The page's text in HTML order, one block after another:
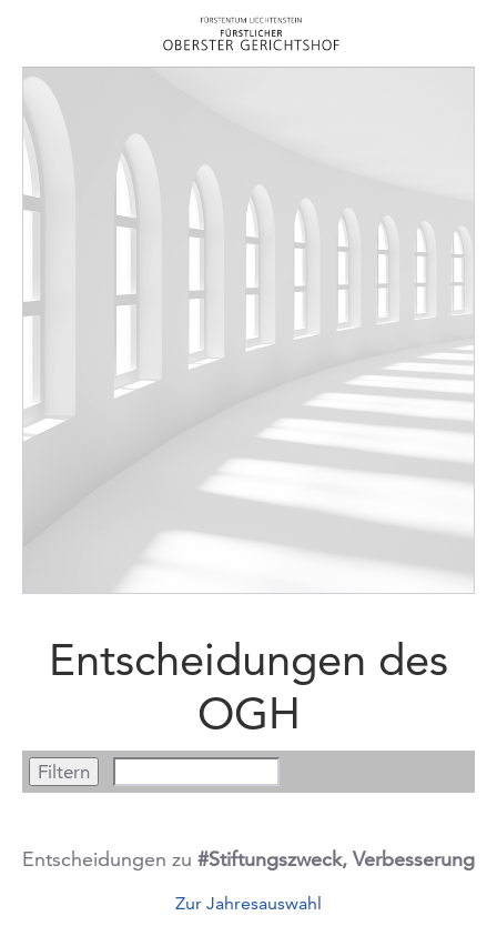
Entscheidungen des
OGH
Entscheidungen zu #Stiftungszweck, Verbesserung
Zur Jahresauswahl